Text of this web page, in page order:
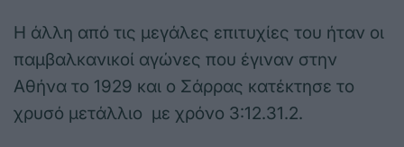
Η άλλη από τις μεγάλες επιτυχίες του ήταν οι
παμβαλκανικοί αγώνες που έγιναν στην
Αθήνα το 1929 και ο Σάρρας κατέκτησε το
χρυσό μετάλλιο με χρόνο 3:12.31.2.